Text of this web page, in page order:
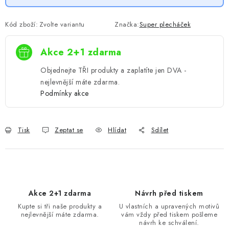
Kód zboží: Zvolte variantu Značka:Super plecháček
Akce 2+1 zdarma
Objednejte TŘI produkty a zaplatíte jen DVA -
nejlevnější máte zdarma.
Podmínky akce
Tisk Zeptat se Hlídat Sdílet
Akce 2+1 zdarma
Kupte si tři naše produkty a
nejlevnější máte zdarma.
Návrh před tiskem
U vlastních a upravených motivů
vám vždy před tiskem pošleme
návrh ke schválení.